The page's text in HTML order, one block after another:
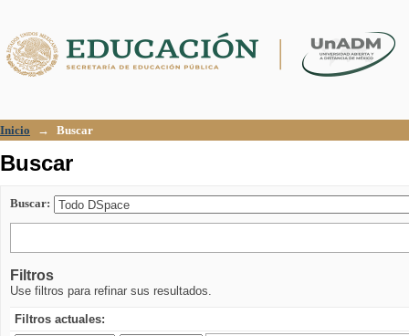
Inicio → Buscar
Buscar
Buscar:
Filtros
Use filtros para refinar sus resultados.
Filtros actuales: